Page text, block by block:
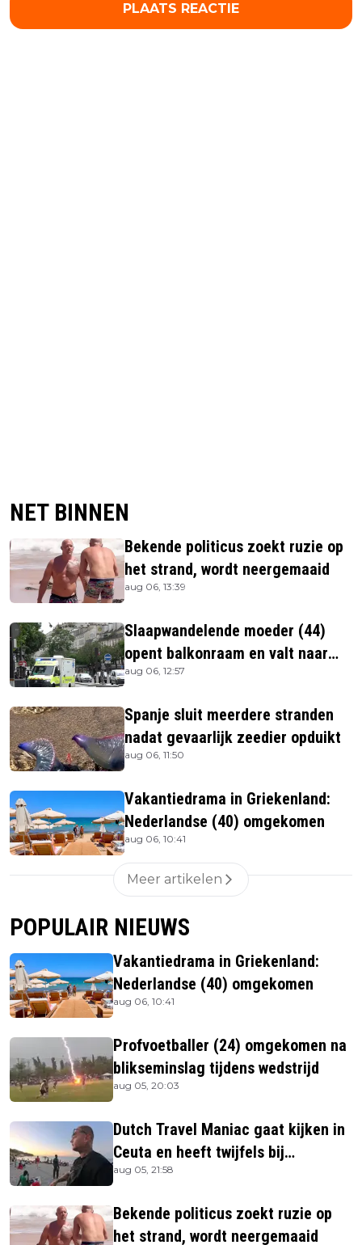
PLAATS REACTIE
NET BINNEN
Bekende politicus zoekt ruzie op
het strand, wordt neergemaaid
aug 06, 13:39
Slaapwandelende moeder (44)
opent balkonraam en valt naar
beneden
aug 06, 12:57
Spanje sluit meerdere stranden
nadat gevaarlijk zeedier opduikt
aug 06, 11:50
Vakantiedrama in Griekenland:
Nederlandse (40) omgekomen
aug 06, 10:41
Meer artikelen
POPULAIR NIEUWS
Vakantiedrama in Griekenland:
Nederlandse (40) omgekomen
aug 06, 10:41
Profvoetballer (24) omgekomen na
blikseminslag tijdens wedstrijd
aug 05, 20:03
Dutch Travel Maniac gaat kijken in
Ceuta en heeft twijfels bij
berichtgeving media
aug 05, 21:58
Bekende politicus zoekt ruzie op
het strand, wordt neergemaaid